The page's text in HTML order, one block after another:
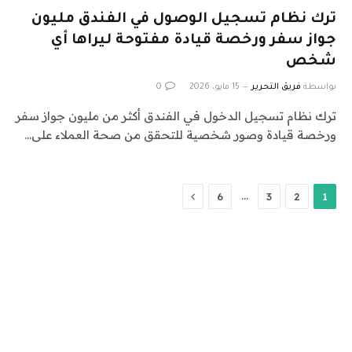
ترك نظام تسجيل الوصول في الفندق مليون
جواز سفر ورخصة قيادة مفتوحة ليراها أي
شخص
بواسطة فريق التحرير 15 مايو، 2026 0
ترك نظام تسجيل الدخول في الفندق أكثر من مليون جواز سفر
ورخصة قيادة وصور شخصية للتحقق من صحة العملاء على…
1
2
3
…
6 التالي